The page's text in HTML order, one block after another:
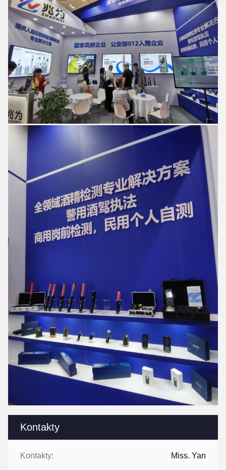
Kontakty
Kontakty: Miss. Yan